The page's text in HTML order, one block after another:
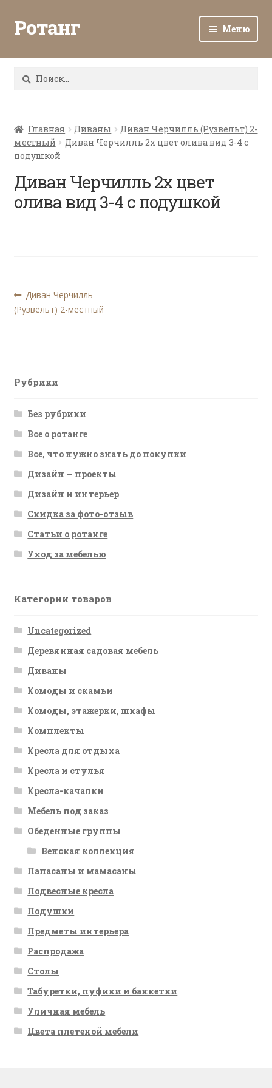
Ротанг Меню
Каталог
Все о ротанге
Ротанг оптом
Найти:
Главная Диваны
Диван Черчилль (Рузвельт) 2-
местный
Диван Черчилль 2х цвет олива вид 3-4 с
подушкой
Диван Черчилль 2х цвет
олива вид 3-4 с подушкой
Навигация
по
Предыдущая
запись:
Диван Черчилль
(Рузвельт) 2-местный
Рубрики
Без рубрики
Все о ротанге
Все, что нужно знать до покупки
Дизайн — проекты
Дизайн и интерьер
Скидка за фото-отзыв
Статьи о ротанге
Уход за мебелью
Категории товаров
Uncategorized
Деревянная садовая мебель
Диваны
Комоды и скамьи
Комоды, этажерки, шкафы
Комплекты
Кресла для отдыха
Кресла и стулья
Кресла-качалки
Мебель под заказ
Обеденные группы
Венская коллекция
Папасаны и мамасаны
Подвесные кресла
Подушки
Предметы интерьера
Распродажа
Столы
Табуретки, пуфики и банкетки
Уличная мебель
Цвета плетеной мебели